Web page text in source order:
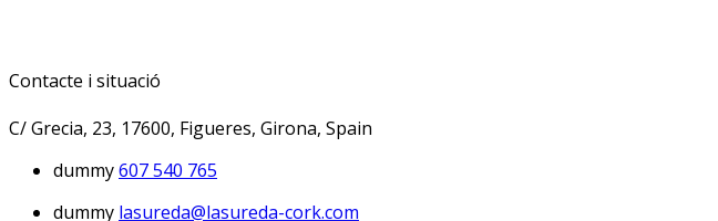
Contacte i situació
C/ Grecia, 23, 17600, Figueres, Girona, Spain
dummy607 540 765
dummy lasureda@lasureda-cork.com